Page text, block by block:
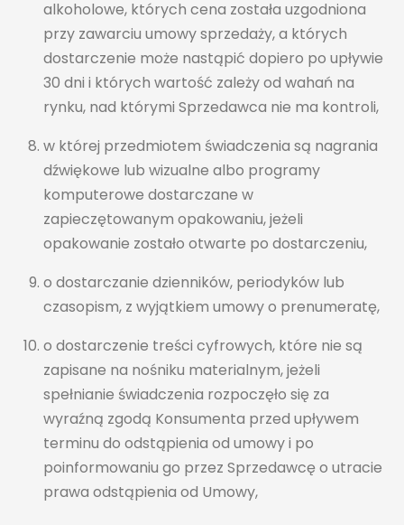
alkoholowe, których cena została uzgodniona
przy zawarciu umowy sprzedaży, a których
dostarczenie może nastąpić dopiero po upływie
30 dni i których wartość zależy od wahań na
rynku, nad którymi Sprzedawca nie ma kontroli,
w której przedmiotem świadczenia są nagrania
dźwiękowe lub wizualne albo programy
komputerowe dostarczane w
zapieczętowanym opakowaniu, jeżeli
opakowanie zostało otwarte po dostarczeniu,
o dostarczanie dzienników, periodyków lub
czasopism, z wyjątkiem umowy o prenumeratę,
o dostarczenie treści cyfrowych, które nie są
zapisane na nośniku materialnym, jeżeli
spełnianie świadczenia rozpoczęło się za
wyraźną zgodą Konsumenta przed upływem
terminu do odstąpienia od umowy i po
poinformowaniu go przez Sprzedawcę o utracie
prawa odstąpienia od Umowy,